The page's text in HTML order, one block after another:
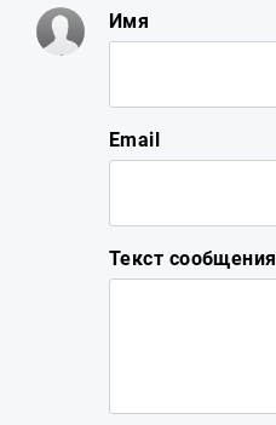
Имя
Email
Текст сообщения